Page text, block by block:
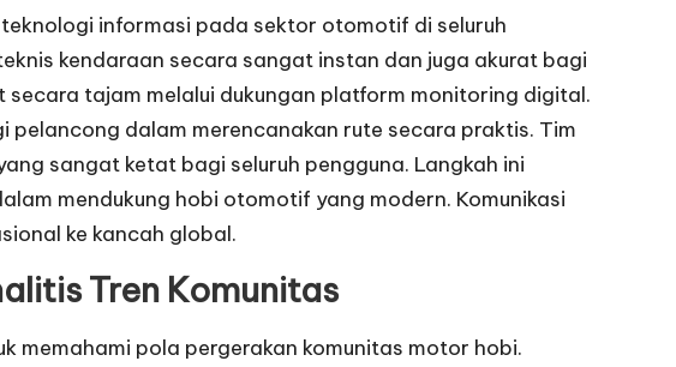
informasi pada sektor otomotif di seluruh
kendaraan secara sangat instan dan juga akurat bagi
tajam melalui dukungan platform monitoring digital.
dalam merencanakan rute secara praktis. Tim
sangat ketat bagi seluruh pengguna. Langkah ini
mendukung hobi otomotif yang modern. Komunikasi
ke kancah global.
Tren Komunitas
memahami pola pergerakan komunitas motor hobi.